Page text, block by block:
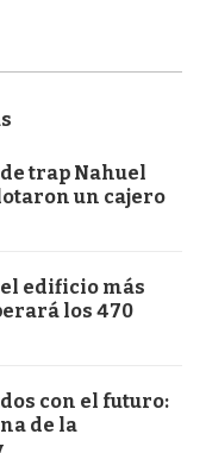
trap Nahuel
un cajero
edificio más
los 470
con el futuro:
de la